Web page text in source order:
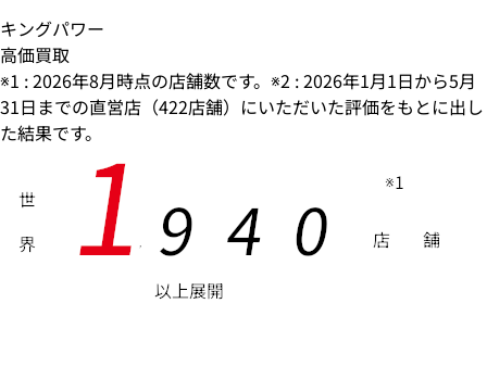
キングパワー
高価買取
※1 : 2026年8月時点の店舗数です。※2 : 2026年1月1日から5月
31日までの直営店（422店舗）にいただいた評価をもとに出し
た結果です。
以上展開
世
界 店 舗
19 4 0 ※1